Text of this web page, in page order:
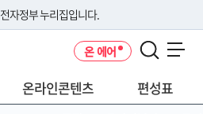
자정부 누리집입니다.
메인 주소를 사용하고 있다면 아래 URL에
온 에어
온라인콘텐츠 편성표